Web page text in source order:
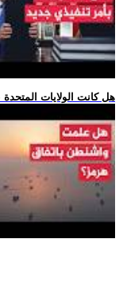
.. هل كانت الولايات